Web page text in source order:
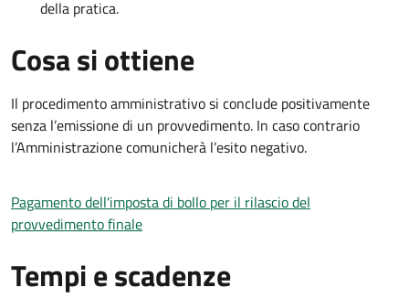
della pratica.
Cosa si ottiene
Il procedimento amministrativo si conclude positivamente
senza l’emissione di un provvedimento. In caso contrario
l’Amministrazione comunicherà l’esito negativo.
Pagamento dell'imposta di bollo per il rilascio del
provvedimento finale
Tempi e scadenze